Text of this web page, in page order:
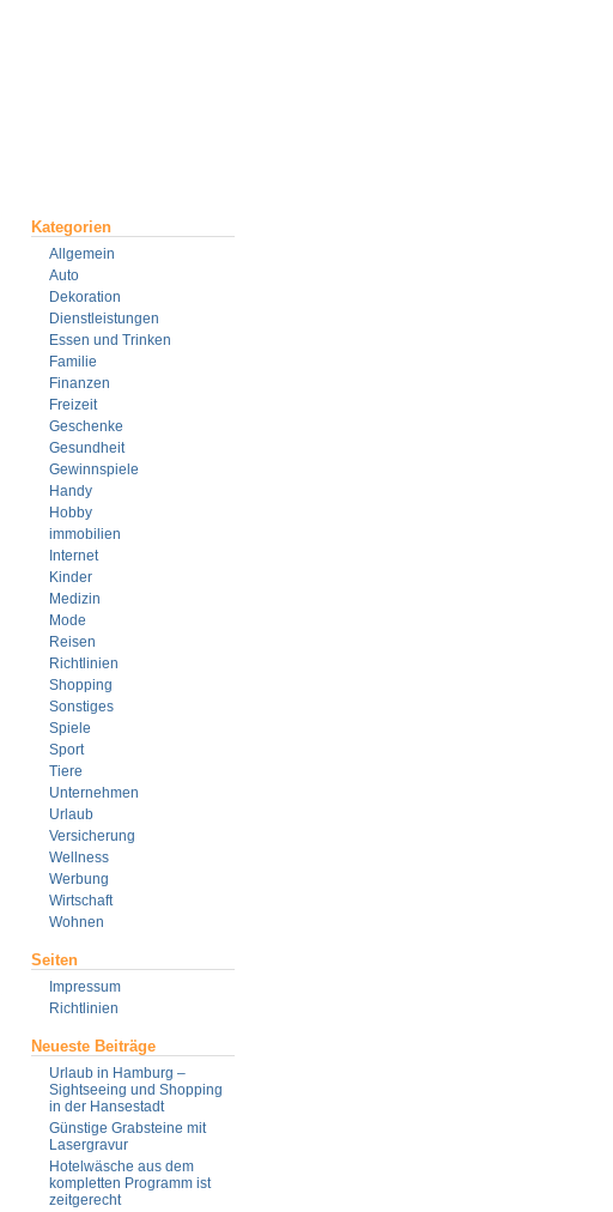
Kategorien
Allgemein
Auto
Dekoration
Dienstleistungen
Essen und Trinken
Familie
Finanzen
Freizeit
Geschenke
Gesundheit
Gewinnspiele
Handy
Hobby
immobilien
Internet
Kinder
Medizin
Mode
Reisen
Richtlinien
Shopping
Sonstiges
Spiele
Sport
Tiere
Unternehmen
Urlaub
Versicherung
Wellness
Werbung
Wirtschaft
Wohnen
Seiten
Impressum
Richtlinien
Neueste Beiträge
Urlaub in Hamburg –
Sightseeing und Shopping
in der Hansestadt
Günstige Grabsteine mit
Lasergravur
Hotelwäsche aus dem
kompletten Programm ist
zeitgerecht